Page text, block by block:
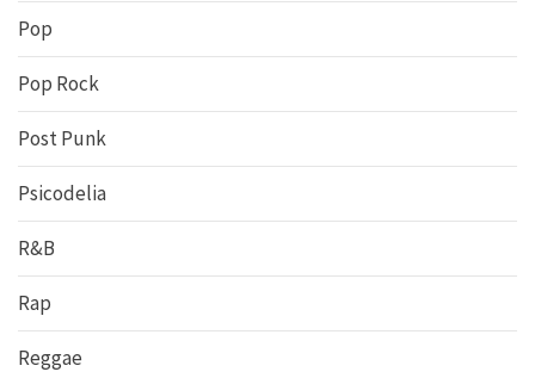
Pop
Pop Rock
Post Punk
Psicodelia
R&B
Rap
Reggae